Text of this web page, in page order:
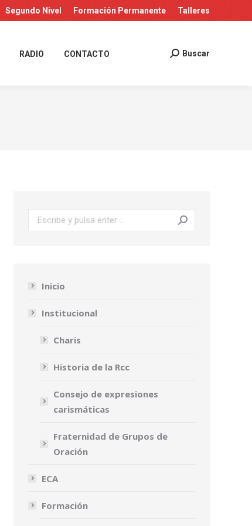
Segundo Nivel Formación Permanente Talleres
RADIO CONTACTO Buscar:
Buscar
Buscar:
Inicio
Institucional
Charis
Historia de la Rcc
Consejo de expresiones
carismáticas
Fraternidad de Grupos de
Oración
ECA
Formación